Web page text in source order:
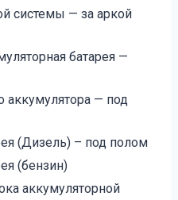
системы — за аркой
батарея —
аккумулятора — под
(Дизель) – под полом
(бензин)
аккумуляторной